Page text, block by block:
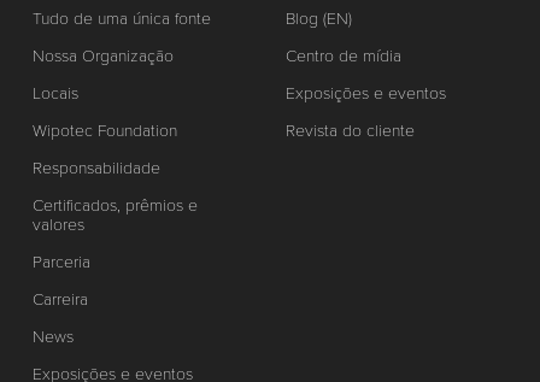
Tudo de uma única fonte
Nossa Organização
Locais
Wipotec Foundation
Responsabilidade
Certificados, prêmios e
valores
Parceria
Carreira
News
Exposições e eventos
Blog (EN)
Centro de mídia
Exposições e eventos
Revista do cliente